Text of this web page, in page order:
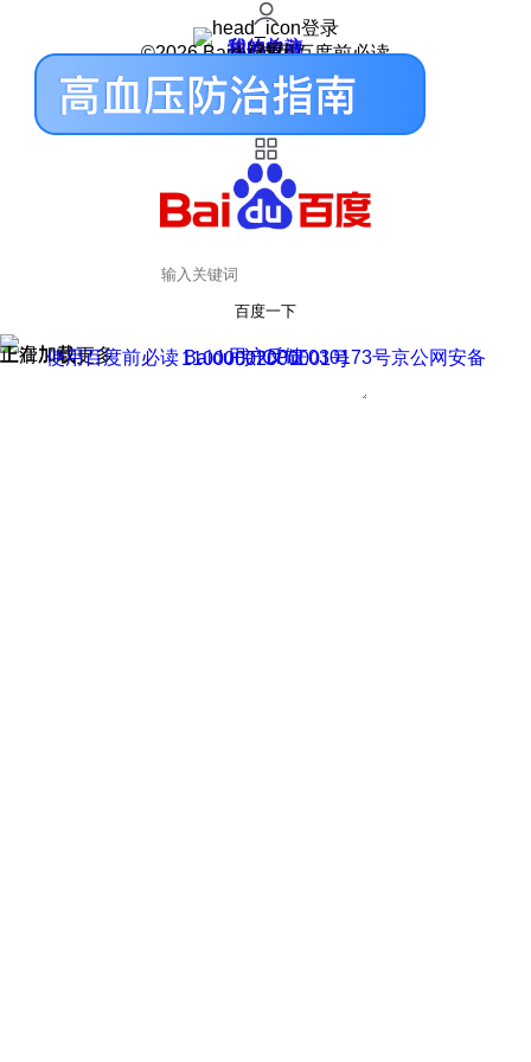
登录
我的关注
我的收藏
皮肤中心
用户反馈
设置
©2026 Baidu 使用百度前必读
百度一下
正在加载
上滑加载更多 用户反馈
使用百度前必读 Baidu 京ICP证030173号
京公网安备11000002000001号